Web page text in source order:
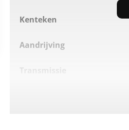
Kenteken
Aandrijving
Transmissie